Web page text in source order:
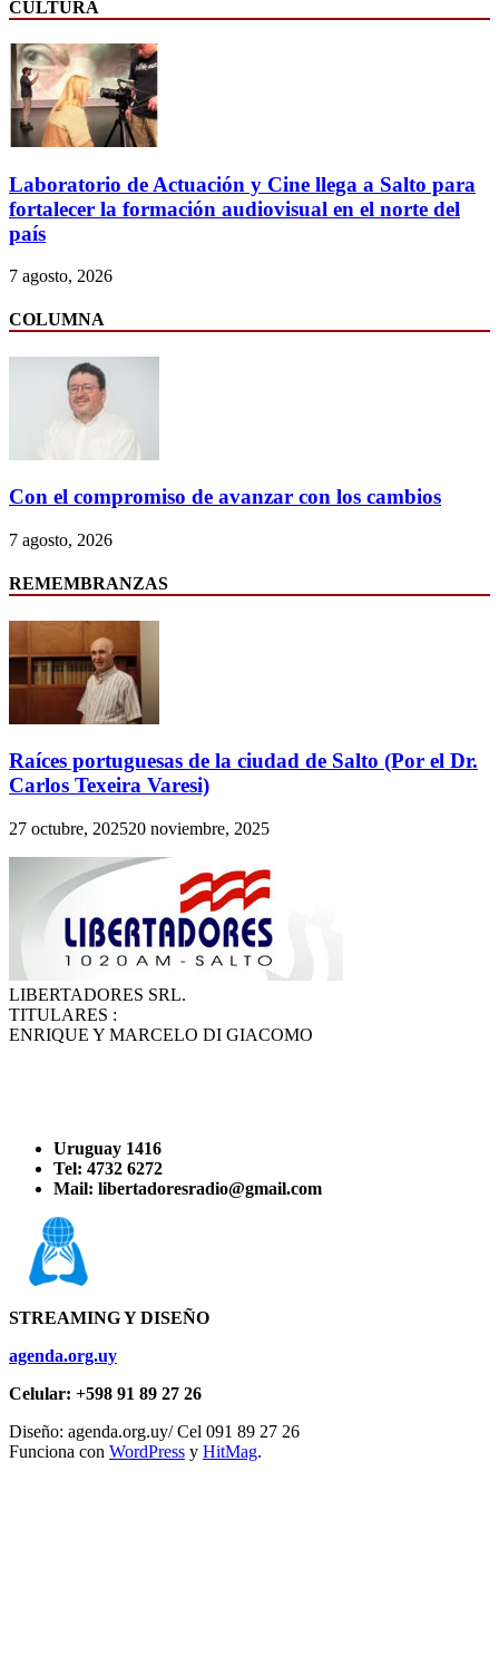
CULTURA
Laboratorio de Actuación y Cine llega a Salto para
fortalecer la formación audiovisual en el norte del
país
7 agosto, 2026
COLUMNA
Con el compromiso de avanzar con los cambios
7 agosto, 2026
REMEMBRANZAS
Raíces portuguesas de la ciudad de Salto (Por el Dr.
Carlos Texeira Varesi)
27 octubre, 202520 noviembre, 2025
LIBERTADORES SRL.
TITULARES :
ENRIQUE Y MARCELO DI GIACOMO
Uruguay 1416
Tel: 4732 6272
Mail: libertadoresradio@gmail.com
STREAMING Y DISEÑO
agenda.org.uy
Celular: +598 91 89 27 26
Diseño: agenda.org.uy/ Cel 091 89 27 26
Funciona con WordPress y HitMag.